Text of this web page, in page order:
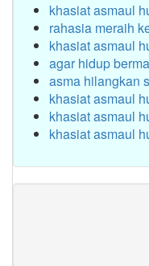
khasiat asmaul
rahasia meraih
khasiat asmaul
agar hidup
asma hilangkan
khasiat asmaul
khasiat asmaul
khasiat asmaul